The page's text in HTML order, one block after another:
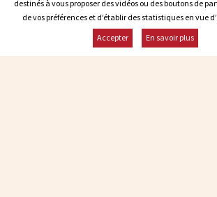
ESPACE CLIENT
destinés à vous proposer des vidéos ou des boutons de
de vos préférences et d’établir des statistiques en vue
Accepter
En savoir plus
destinés à vous proposer des vidéos ou des boutons de
de vos préférences et d’établir des statistiques en vue
Accepter
En savoir plus